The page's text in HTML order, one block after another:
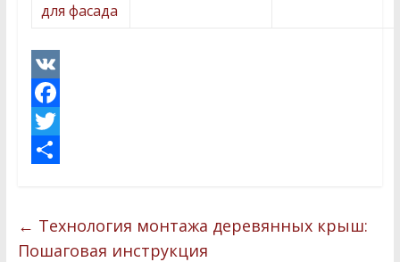
для фасада
V
K
F
a
b
T
tп
← Технология монтажа деревянных крыш:
Пошаговая инструкция